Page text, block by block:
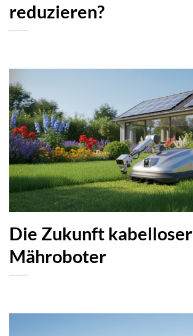
reduzieren?
Die Zukunft kabelloser
Mähroboter